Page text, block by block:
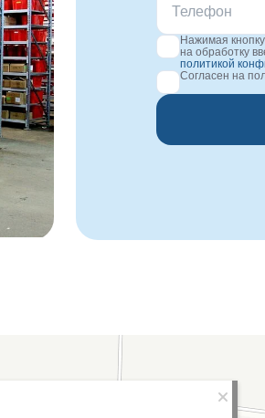
Нажимая
на обработку
политикой
Согласен на